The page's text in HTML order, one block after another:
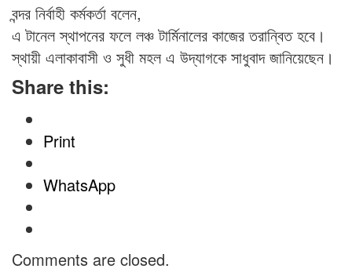
বন্দর নির্বাহী কর্মকর্তা বলেন,
এ টানেল স্থাপনের ফলে লঞ্চ টার্মিনালের কাজের তরান্বিত হবে।
স্থায়ী এলাকাবাসী ও সুধী মহল এ উদ্যাগকে সাধুবাদ জানিয়েছেন।
Share this:
Print
WhatsApp
Comments are closed.